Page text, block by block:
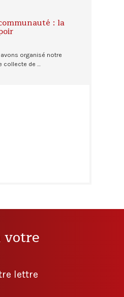
: la
organisé notre
collecte de …
votre
lettre